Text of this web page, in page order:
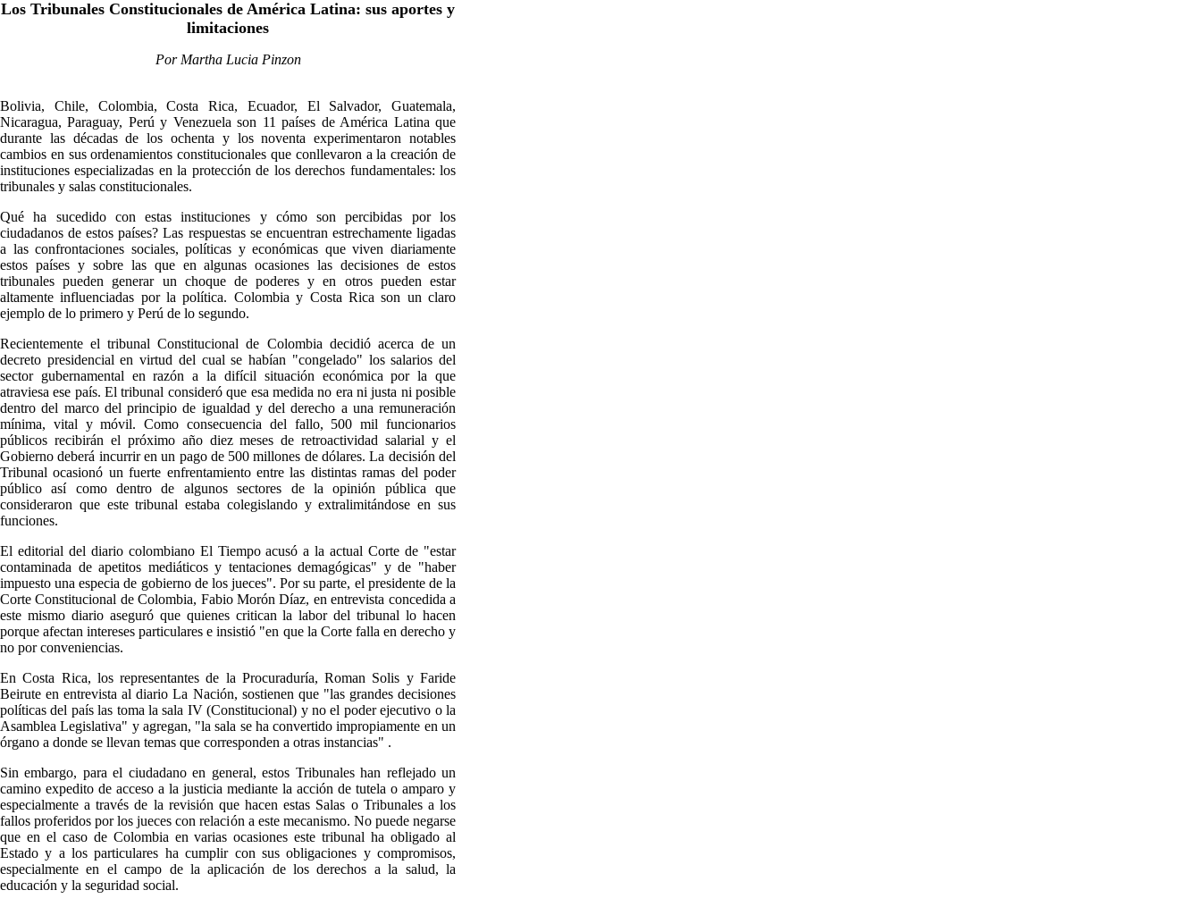
Los Tribunales Constitucionales de América Latina: sus aportes y
limitaciones
Por Martha Lucia Pinzon
Bolivia, Chile, Colombia, Costa Rica, Ecuador, El Salvador, Guatemala,
Nicaragua, Paraguay, Perú y Venezuela son 11 países de América Latina que
durante las décadas de los ochenta y los noventa experimentaron notables
cambios en sus ordenamientos constitucionales que conllevaron a la creación de
instituciones especializadas en la protección de los derechos fundamentales: los
tribunales y salas constitucionales.
Qué ha sucedido con estas instituciones y cómo son percibidas por los
ciudadanos de estos países? Las respuestas se encuentran estrechamente ligadas
a las confrontaciones sociales, políticas y económicas que viven diariamente
estos países y sobre las que en algunas ocasiones las decisiones de estos
tribunales pueden generar un choque de poderes y en otros pueden estar
altamente influenciadas por la política. Colombia y Costa Rica son un claro
ejemplo de lo primero y Perú de lo segundo.
Recientemente el tribunal Constitucional de Colombia decidió acerca de un
decreto presidencial en virtud del cual se habían "congelado" los salarios del
sector gubernamental en razón a la difícil situación económica por la que
atraviesa ese país. El tribunal consideró que esa medida no era ni justa ni posible
dentro del marco del principio de igualdad y del derecho a una remuneración
mínima, vital y móvil. Como consecuencia del fallo, 500 mil funcionarios
públicos recibirán el próximo año diez meses de retroactividad salarial y el
Gobierno deberá incurrir en un pago de 500 millones de dólares. La decisión del
Tribunal ocasionó un fuerte enfrentamiento entre las distintas ramas del poder
público así como dentro de algunos sectores de la opinión pública que
consideraron que este tribunal estaba colegislando y extralimitándose en sus
funciones.
El editorial del diario colombiano El Tiempo acusó a la actual Corte de "estar
contaminada de apetitos mediáticos y tentaciones demagógicas" y de "haber
impuesto una especia de gobierno de los jueces". Por su parte, el presidente de la
Corte Constitucional de Colombia, Fabio Morón Díaz, en entrevista concedida a
este mismo diario aseguró que quienes critican la labor del tribunal lo hacen
porque afectan intereses particulares e insistió "en que la Corte falla en derecho y
no por conveniencias.
En Costa Rica, los representantes de la Procuraduría, Roman Solis y Faride
Beirute en entrevista al diario La Nación, sostienen que "las grandes decisiones
políticas del país las toma la sala IV (Constitucional) y no el poder ejecutivo o la
Asamblea Legislativa" y agregan, "la sala se ha convertido impropiamente en un
órgano a donde se llevan temas que corresponden a otras instancias" .
Sin embargo, para el ciudadano en general, estos Tribunales han reflejado un
camino expedito de acceso a la justicia mediante la acción de tutela o amparo y
especialmente a través de la revisión que hacen estas Salas o Tribunales a los
fallos proferidos por los jueces con relación a este mecanismo. No puede negarse
que en el caso de Colombia en varias ocasiones este tribunal ha obligado al
Estado y a los particulares ha cumplir con sus obligaciones y compromisos,
especialmente en el campo de la aplicación de los derechos a la salud, la
educación y la seguridad social.